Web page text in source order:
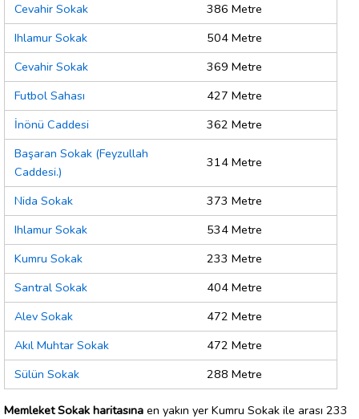
Cevahir Sokak
386 Metre
Ihlamur Sokak
504 Metre
Cevahir Sokak
369 Metre
Futbol Sahası
427 Metre
İnönü Caddesi
362 Metre
Başaran Sokak (Feyzullah
Caddesi.)
314 Metre
Nida Sokak
373 Metre
Ihlamur Sokak
534 Metre
Kumru Sokak
233 Metre
Santral Sokak
404 Metre
Alev Sokak
472 Metre
Akıl Muhtar Sokak
472 Metre
Sülün Sokak
288 Metre
Memleket Sokak haritasına en yakın yer Kumru Sokak ile arası 233